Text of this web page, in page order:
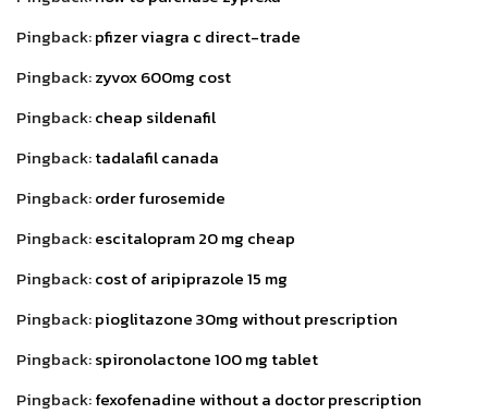
Pingback:pfizer viagra c direct-trade
Pingback:zyvox 600mg cost
Pingback:cheap sildenafil
Pingback:tadalafil canada
Pingback:order furosemide
Pingback:escitalopram 20 mg cheap
Pingback:cost of aripiprazole 15 mg
Pingback:pioglitazone 30mg without prescription
Pingback:spironolactone 100 mg tablet
Pingback:fexofenadine without a doctor prescription